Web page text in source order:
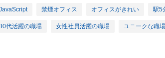
禁煙オフィス オフィスがきれい 駅5
代活躍の職場 女性社員活躍の職場 ユニークな職場